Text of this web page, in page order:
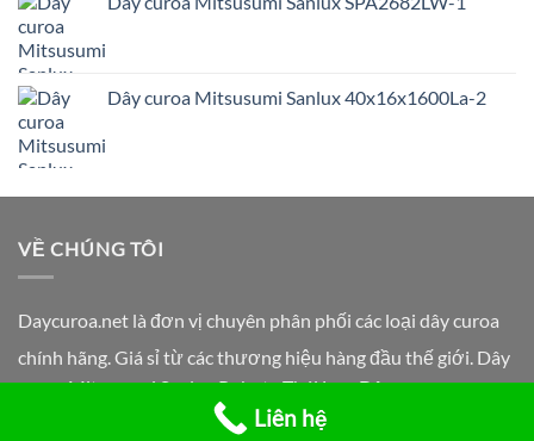
Dây curoa Mitsusumi Sanlux 40x16x1600La-2
VỀ CHÚNG TÔI
Daycuroa.net là đơn vị chuyên phân phối các loại dây curoa
chính hãng. Giá sỉ từ các thương hiệu hàng đầu thế giới. Dây
curoa Mitsusumi Sanlux Robota Thái Lan. Dây curoa
Yamatachi Mitsuboshi Bando Nhật bản. Dây curoa Tri Angle
Liên hệ